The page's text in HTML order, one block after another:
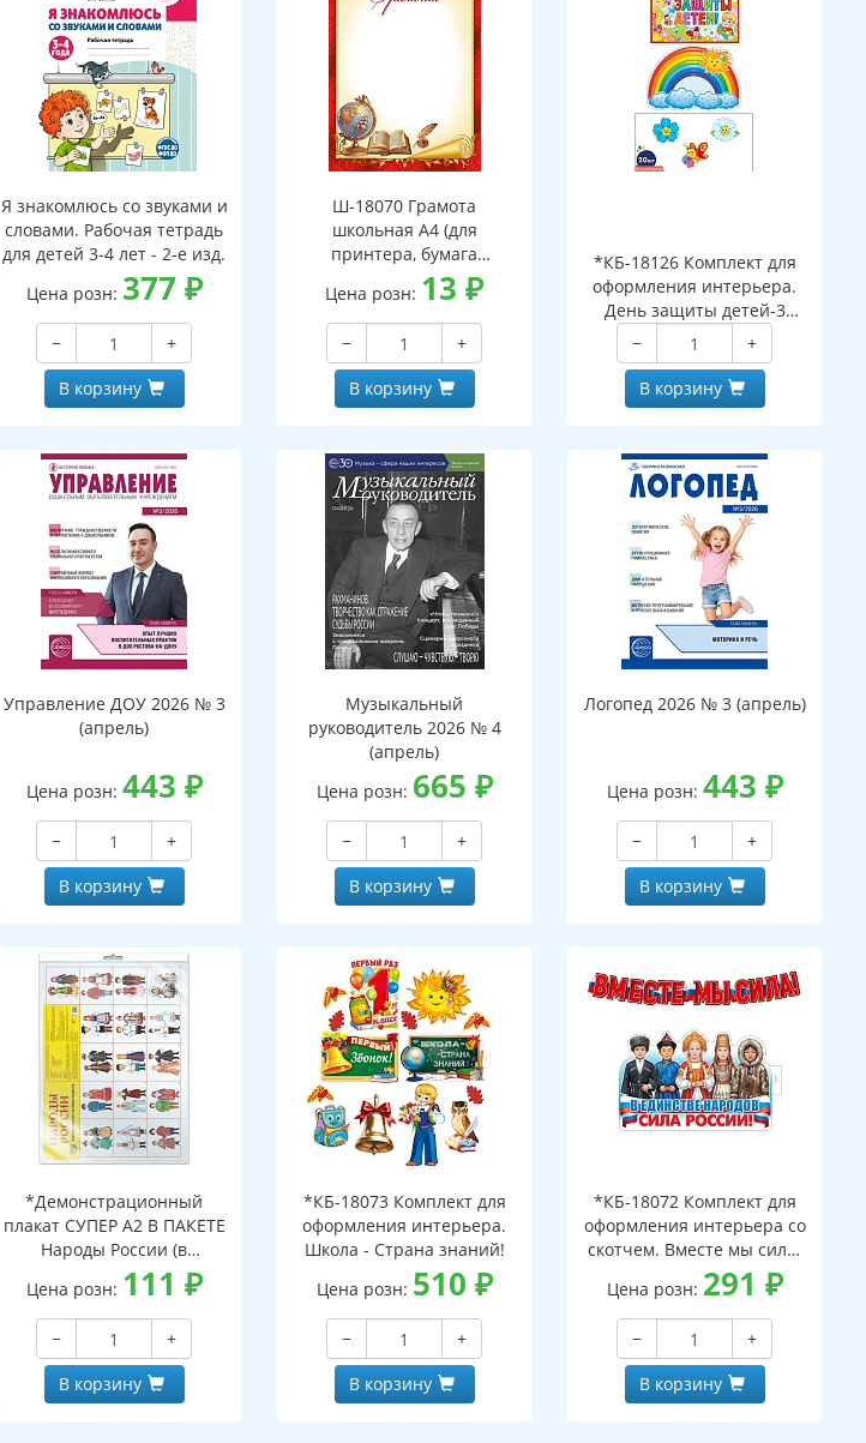
Я знакомлюсь со звуками и
словами. Рабочая тетрадь
для детей 3-4 лет - 2-е изд.
Цена розн: 377 ₽
−
+
В корзину
Ш-18070 Грамота
школьная А4 (для
принтера, бумага
мелованная 150 г
Цена розн: 13₽
−
+
В корзину
*КБ-18126 Комплект для
оформления интерьера.
День защиты детей-3
(гирлянда 2,3 м, 2 плаката
А3 и 3 фигуры по 20 шт.)
−
+
В корзину
Управление ДОУ 2026 № 3
(апрель)
Цена розн: 443 ₽
−
+
В корзину
Музыкальный
руководитель 2026 № 4
(апрель)
Цена розн: 665 ₽
−
+
В корзину
Логопед 2026 № 3 (апрель)
Цена розн: 443 ₽
−
+
В корзину
*Демонстрационный
плакат СУПЕР А2 В ПАКЕТЕ
Народы России (в
индивидуальной упаковке,
с европодвесом и клеевым
клапаном)
Цена розн: 111 ₽
−
+
В корзину
*КБ-18073 Комплект для
оформления интерьера.
Школа - Страна знаний!
Цена розн: 510 ₽
−
+
В корзину
*КБ-18072 Комплект для
оформления интерьера со
скотчем. Вместе мы сила!
(плакат А3 и гирлянда 1,6
м)
Цена розн: 291 ₽
−
+
В корзину